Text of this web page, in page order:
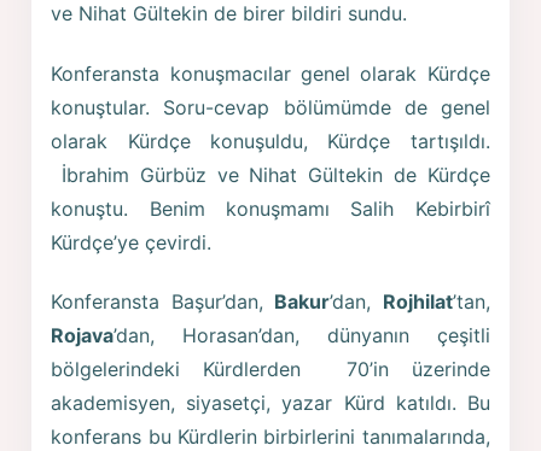
ve Nihat Gültekin de birer bildiri sundu.
Konferansta konuşmacılar genel olarak Kürdçe
konuştular. Soru-cevap bölümümde de genel
olarak Kürdçe konuşuldu, Kürdçe tartışıldı.
İbrahim Gürbüz ve Nihat Gültekin de Kürdçe
konuştu. Benim konuşmamı Salih Kebirbirî
Kürdçe’ye çevirdi.
Konferansta Başur’dan, Bakur’dan, Rojhilat’tan,
Rojava’dan, Horasan’dan, dünyanın çeşitli
bölgelerindeki Kürdlerden 70’in üzerinde
akademisyen, siyasetçi, yazar Kürd katıldı. Bu
konferans bu Kürdlerin birbirlerini tanımalarında,